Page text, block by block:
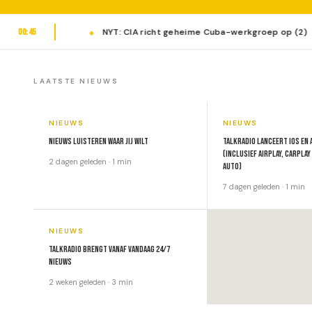
00:45 NYT: CIA richt geheime Cuba-werkgroep op (2)
LAATSTE NIEUWS
NIEUWS
Nieuws luisteren waar jij wilt
2 dagen geleden · 1 min
NIEUWS
TalkRadio lanceert iOS en
(inclusief Airplay, Carplay
Auto)
7 dagen geleden · 1 min
NIEUWS
TalkRadio brengt vanaf vandaag 24/7
nieuws
2 weken geleden · 3 min